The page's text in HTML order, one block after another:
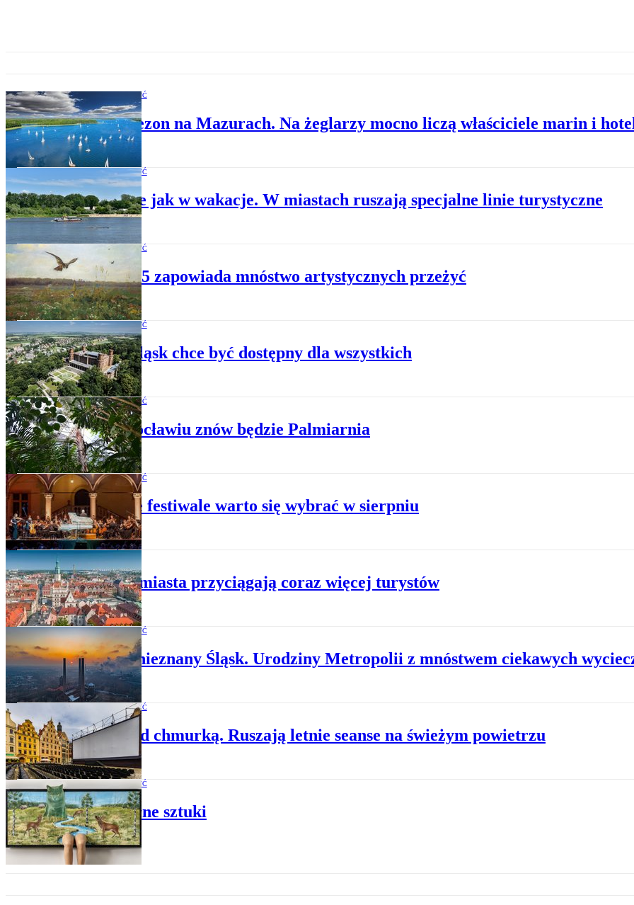
WARTO ZOBACZYĆ
Rusza sezon na Mazurach. Na żeglarzy mocno liczą właściciele marin i
WARTO ZOBACZYĆ
Atrakcje jak w wakacje. W miastach ruszają specjalne linie turystyczne
WARTO ZOBACZYĆ
Rok 2025 zapowiada mnóstwo artystycznych przeżyć
WARTO ZOBACZYĆ
Dolny Śląsk chce być dostępny dla wszystkich
WARTO ZOBACZYĆ
We Wrocławiu znów będzie Palmiarnia
WARTO ZOBACZYĆ
Na jakie festiwale warto się wybrać w sierpniu
Z REGIONÓW
Polskie miasta przyciągają coraz więcej turystów
WARTO ZOBACZYĆ
Poznaj nieznany Śląsk. Urodziny Metropolii z mnóstwem ciekawych
WARTO ZOBACZYĆ
Kino pod chmurką. Ruszają letnie seanse na świeżym powietrzu
WARTO ZOBACZYĆ
Lato pełne sztuki